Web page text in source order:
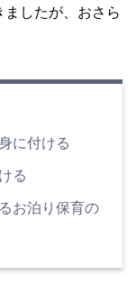
したが、おさら
に付ける
る
お泊り保育の